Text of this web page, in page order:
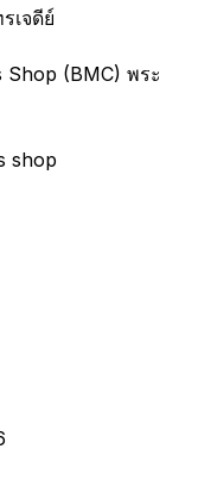
เจดีย์
(BMC) พระ
shop